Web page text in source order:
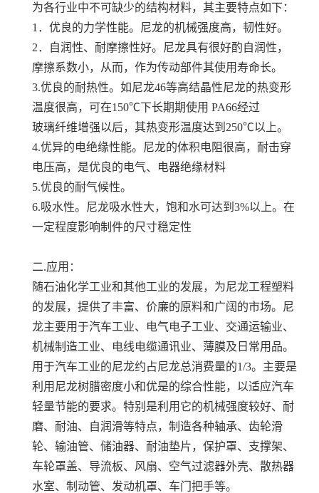
为各行业中不可缺少的结构材料，其主要特点如下：
1．优良的力学性能。尼龙的机械强度高，韧性好。
2．自润性、耐摩擦性好。尼龙具有很好酌自润性，
摩擦系数小，从而，作为传动部件其使用寿命长。
3.优良的耐热性。如尼龙46等高结晶性尼龙的热变形
温度很高，可在150℃下长期期使用 PA66经过
玻璃纤维增强以后，其热变形温度达到250℃以上。
4.优异的电绝缘性能。尼龙的体积电阻很高，耐击穿
电压高，是优良的电气、电器绝缘材料
5.优良的耐气候性。
6.吸水性。尼龙吸水性大，饱和水可达到3%以上。在
一定程度影响制件的尺寸稳定性
二.应用：
随石油化学工业和其他工业的发展，为尼龙工程塑料
的发展，提供了丰富、价廉的原料和广阔的市场。尼
龙主要用于汽车工业、电气电子工业、交通运输业、
机械制造工业、电线电缆通讯业、薄膜及日常用品。
用于汽车工业的尼龙约占尼龙总消费量的1/3。主要是
利用尼龙树腊密度小和优是的综合性能，以适应汽车
轻量节能的要求。特别是利用它的机械强度较好、耐
磨、耐油、自润滑等特点，制造各种轴承、齿轮滑
轮、输油管、储油器、耐油垫片，保护罩、支撑架、
车轮罩盖、导流板、风扇、空气过滤器外壳、散热器
水室、制动管、发动机罩、车门把手等。